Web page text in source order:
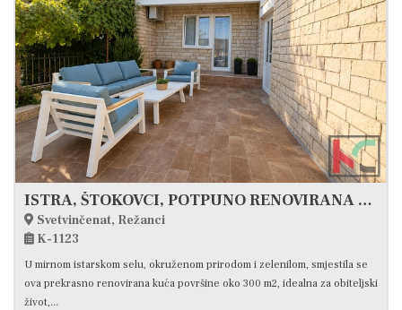
ISTRA, ŠTOKOVCI, POTPUNO RENOVIRANA PROSTRANA ISTARSKA KUĆA S KONOBOM I VINOGRADOM #PRODAJA
Svetvinčenat, Režanci
K-1123
U mirnom istarskom selu, okruženom prirodom i zelenilom, smjestila se
ova prekrasno renovirana kuća površine oko 300 m2, idealna za obiteljski
život,...